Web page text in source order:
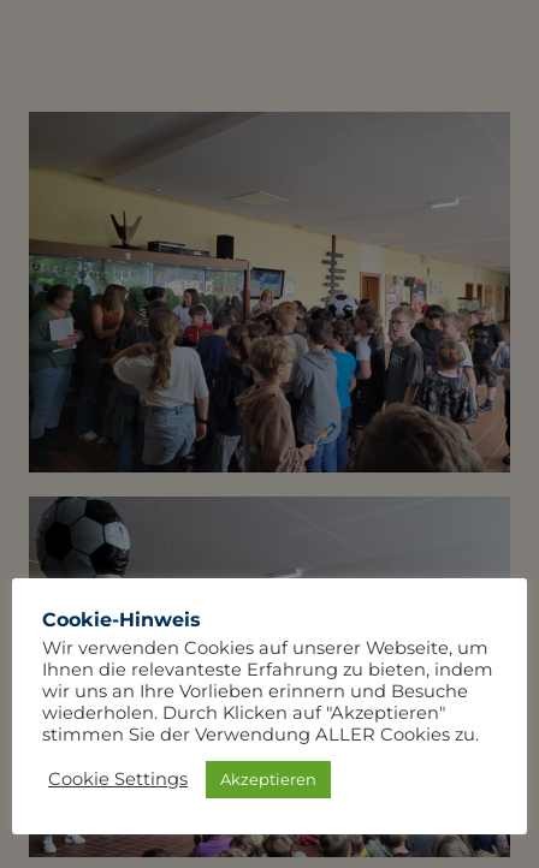
Cookie-Hinweis
Wir verwenden Cookies auf unserer Webseite, um
Ihnen die relevanteste Erfahrung zu bieten, indem
wir uns an Ihre Vorlieben erinnern und Besuche
wiederholen. Durch Klicken auf "Akzeptieren"
stimmen Sie der Verwendung ALLER Cookies zu.
Cookie Settings Akzeptieren